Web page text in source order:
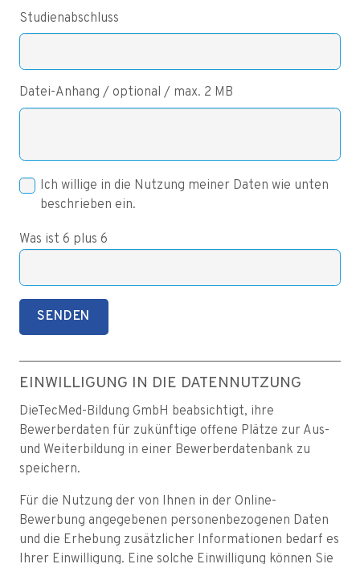
Studienabschluss
Datei-Anhang / optional / max. 2 MB
Ich willige in die Nutzung meiner Daten wie unten
beschrieben ein.
Was ist 6 plus 6
EINWILLIGUNG IN DIE DATENNUTZUNG
DieTecMed-Bildung GmbH beabsichtigt, ihre
Bewerberdaten für zukünftige offene Plätze zur Aus-
und Weiterbildung in einer Bewerberdatenbank zu
speichern.
Für die Nutzung der von Ihnen in der Online-
Bewerbung angegebenen personenbezogenen Daten
und die Erhebung zusätzlicher Informationen bedarf es
Ihrer Einwilligung. Eine solche Einwilligung können Sie